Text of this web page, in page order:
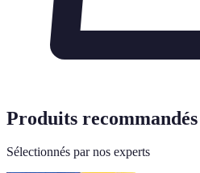
Produits recommandés
Sélectionnés par nos experts